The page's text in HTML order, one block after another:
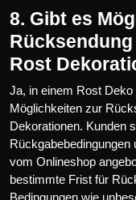
8. Gibt es
Rost
Ja, in einem Rost
Möglichkeiten zur
Dekorationen. Kunden
vom Onlineshop
bestimmte Frist für
Bedingungen wie